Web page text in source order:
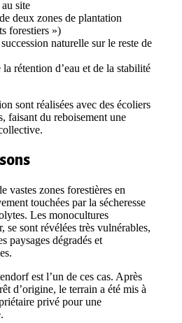
site
deux zones de plantation
forestiers »)
naturelle sur le reste de
rétention d’eau et de la stabilité
sont réalisées avec des écoliers
faisant du reboisement une
vastes zones forestières en
touchées par la sécheresse
Les monocultures
se sont révélées très vulnérables,
paysages dégradés et
est l’un de ces cas. Après
d’origine, le terrain a été mis à
privé pour une